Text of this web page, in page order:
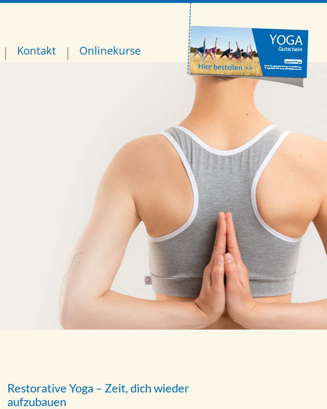
Kontakt Onlinekurse
Restorative Yoga – Zeit, dich wieder
aufzubauen